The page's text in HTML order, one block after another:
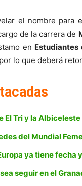
el nombre para
de la carrera de
en Estudiantes
lo que deberá
El Tri y la Albiceleste
del Mundial
ya tiene fecha
seguir en el